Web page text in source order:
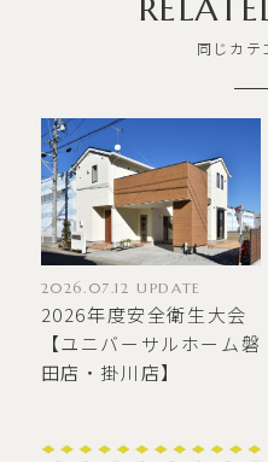
同じカテ
2026.07.12 UPDATE
2026年度安全衛生大会
【ユニバーサルホーム磐
田店・掛川店】